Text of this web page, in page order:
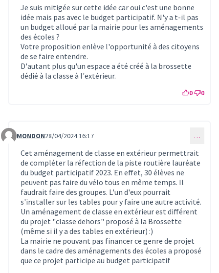
Je suis mitigée sur cette idée car oui c'est une bonne
idée mais pas avec le budget participatif. N'y a t-il pas
un budget alloué par la mairie pour les aménagements
des écoles ?
Votre proposition enlève l'opportunité à des citoyens
de se faire entendre.
D'autant plus qu'un espace a été créé à la brossette
dédié à la classe à l'extérieur.
0 0
Commentaire 844
MONDON28/04/2024 16:17 …
Cet aménagement de classe en extérieur permettrait
de compléter la réfection de la piste routière lauréate
du budget participatif 2023. En effet, 30 élèves ne
peuvent pas faire du vélo tous en même temps. Il
faudrait faire des groupes. L'un d'eux pourrait
s'installer sur les tables pour y faire une autre activité.
Un aménagement de classe en extérieur est différent
du projet "classe dehors" proposé à la Brossette
(même si il y a des tables en extérieur) :)
La mairie ne pouvant pas financer ce genre de projet
dans le cadre des aménagements des écoles a proposé
que ce projet participe au budget participatif